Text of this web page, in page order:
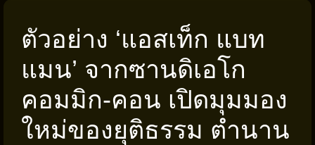
ตัวอย่าง ‘แอสเท็ก แบท
แมน’ จากซานดิเอโก
คอมมิก-คอน เปิดมุมมอง
ใหม่ของยุติธรรม ตำนาน